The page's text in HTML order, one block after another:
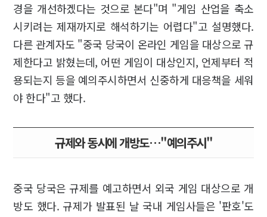
경을 개선하겠다는 것으로 본다"며 "게임 산업을 축소
시키려는 제재까지로 해석하기는 어렵다"고 설명했다.
다른 관계자도 "중국 당국이 온라인 게임을 대상으로 규
제한다고 밝혔는데, 어떤 게임이 대상인지, 언제부터 적
용되는지 등을 예의주시하면서 신중하게 대응책을 세워
야 한다"고 했다.
규제와 동시에 개방도…"예의주시"
중국 당국은 규제를 예고하면서 외국 게임 대상으로 개
방도 했다. 규제가 발표된 날 국내 게임사들은 '판호'도